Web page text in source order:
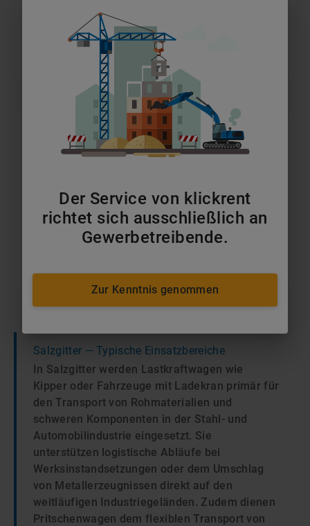
Salzgitter — Typische Einsatzbereiche
In Salzgitter werden Lastkraftwagen wie
Kipper oder Fahrzeuge mit Ladekran primär für
den Transport von Rohmaterialien und
schweren Komponenten in der Stahl- und
Automobilindustrie eingesetzt. Sie
unterstützen logistische Abläufe bei
Werksinstandsetzungen oder dem Umschlag
von Metallerzeugnissen direkt auf den
weitläufigen Industriegeländen. Zudem dienen
Pritschenwagen dem flexiblen Transport von
Der Service von klickrent
richtet sich ausschließlich an
Gewerbetreibende.
Zur Kenntnis genommen